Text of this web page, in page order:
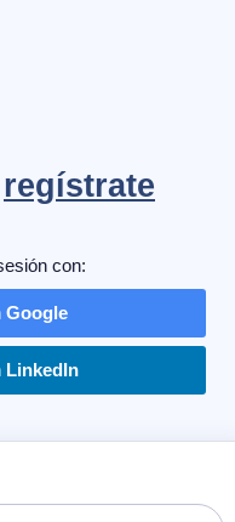
regístrate
con:
Google
LinkedIn